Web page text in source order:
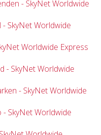
- SkyNet Worldwide
SkyNet Worldwide
Worldwide Express
- SkyNet Worldwide
- SkyNet Worldwide
SkyNet Worldwide